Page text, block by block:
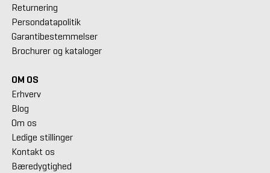
Returnering
Persondatapolitik
Garantibestemmelser
Brochurer og kataloger
OM OS
Erhverv
Blog
Om os
Ledige stillinger
Kontakt os
Bæredygtighed